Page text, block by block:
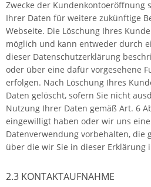
Zwecke der Kundenkontoeröffnung
Ihrer Daten für weitere zukünftige
Webseite. Die Löschung Ihres
möglich und kann entweder durch
dieser Datenschutzerklärung
oder über eine dafür vorgesehene
erfolgen. Nach Löschung Ihres
Daten gelöscht, sofern Sie nicht
Nutzung Ihrer Daten gemäß Art. 6
eingewilligt haben oder wir uns
Datenverwendung vorbehalten, die
über die wir Sie in dieser Erklärung
2.3 KONTAKTAUFNAHME